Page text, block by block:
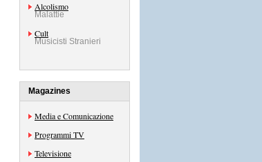
Alcolismo
Malattie
Cult
Musicisti Stranieri
Magazines
Media e Comunicazione
Programmi TV
Televisione